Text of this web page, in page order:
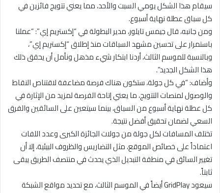
سيقام هذا الشكل يومي السبت والأحد، مما يعني تتويج فائزين في
كل سباق عطلة نهاية أسبوع.
ومن جانبه، قال جيمس تايلور، مدير البطولة في “إكستريم إي”: “عملنا
باستمرار على تحسين مشهد السباقات منذ إطلاق “إكستريم إي”،
وبالنسبة للموسم الثالث، أردنا ابتكار شيء مذهل ونأمل أن يحقق ذلك
هذا الشكل الجديد”.
وأضاف: “في كل جولة، ستكون هناك فرصة مضاعفة لاقتناص النقاط
والوصول لمنصات التتويج، ما يعني إتاحة الفرصة لمزيد من الإثارة في
كل عطلة نهاية أسبوع من السباق، بينما سيتعين على السائقين والفرق
السعي لضمان تحقيق أفضل نتيجة.
تختلف المسافات لكل جولة من جولات الجائزة الكبرى وعدد اللفات
اعتماداً على خصائص الموقع، مثل التضاريس والظروف البيئية، إلا أن
تغيير السائق في منطقة التبديل الذي يحدث في منتصف الطريق يبقى
ثابتاً.
سيعود GridPlay أيضاً في الموسم الثالث، مع تحديد مواقع الشبكة